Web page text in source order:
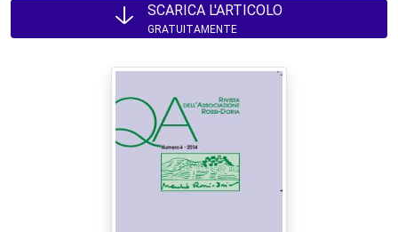
SCARICA L'ARTICOLO
GRATUITAMENTE